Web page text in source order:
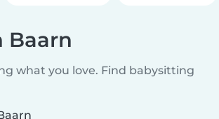
Baarn
what you love. Find babysitting